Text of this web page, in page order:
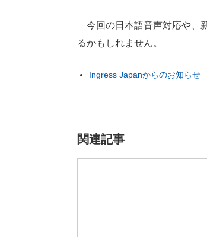
今回の日本語音声対応や、
るかもしれません。
Ingress Japanからのお知らせ
関連記事